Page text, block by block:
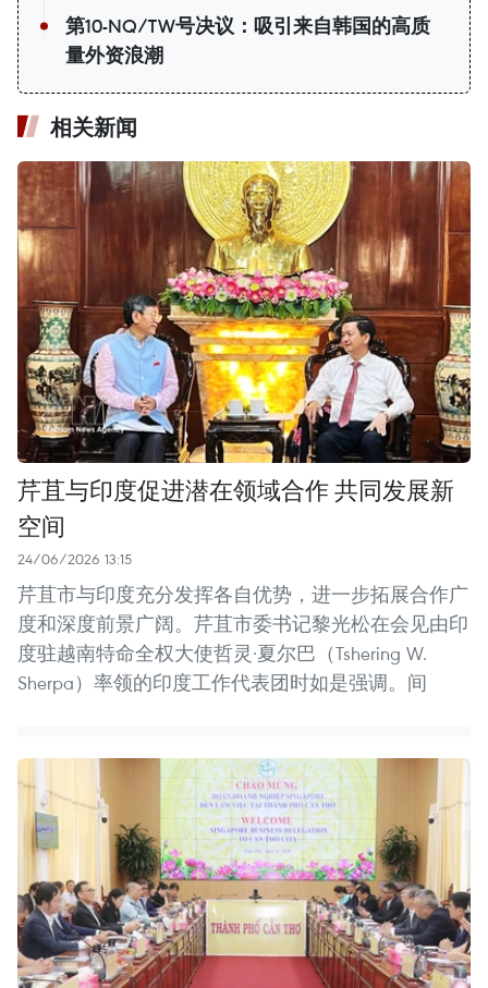
第10-NQ/TW号决议：吸引来自韩国的高质
量外资浪潮
相关新闻
芹苴与印度促进潜在领域合作 共同发展新
空间
24/06/2026 13:15
芹苴市与印度充分发挥各自优势，进一步拓展合作广
度和深度前景广阔。芹苴市委书记黎光松在会见由印
度驻越南特命全权大使哲灵·夏尔巴（Tshering W.
Sherpa）率领的印度工作代表团时如是强调。间